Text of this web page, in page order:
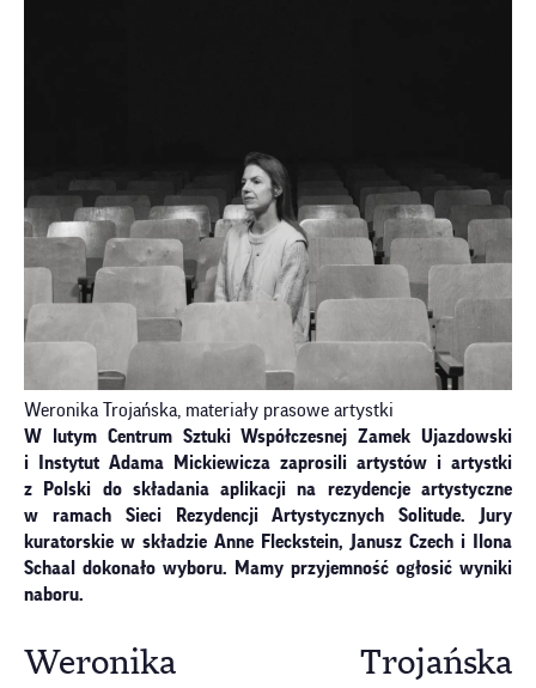
Weronika Trojańska, materiały prasowe artystki
W lutym Centrum Sztuki Współczesnej Zamek Ujazdowski
i Instytut Adama Mickiewicza zaprosili artystów i artystki
z Polski do składania aplikacji na rezydencje artystyczne
w ramach Sieci Rezydencji Artystycznych Solitude. Jury
kuratorskie w składzie Anne Fleckstein, Janusz Czech i Ilona
Schaal dokonało wyboru. Mamy przyjemność ogłosić wyniki
naboru.
Weronika Trojańska